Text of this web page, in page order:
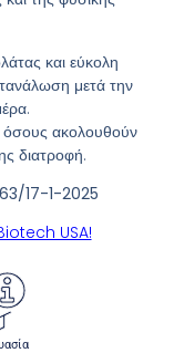
και εύκολη
μετά την
όσους ακολουθούν
διατροφή.
17-1-2025
USA!